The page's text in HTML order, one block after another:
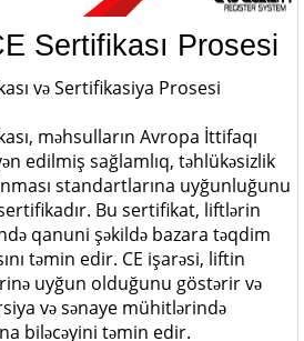
Sertifikası Prosesi
və Sertifikasiya Prosesi
məhsulların Avropa İttifaqı
edilmiş sağlamlıq, təhlükəsizlik
standartlarına uyğunluğunu
Bu sertifikat, liftlərin
qanuni şəkildə bazara təqdim
təmin edir. CE işarəsi, liftin
uyğun olduğunu göstərir və
və sənaye mühitlərində
biləcəyini təmin edir.